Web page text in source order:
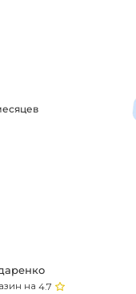
на4.7